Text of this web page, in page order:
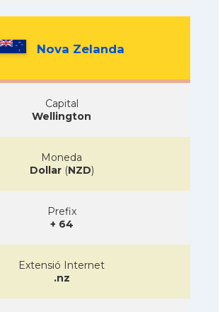
Nova Zelanda
Capital
Wellington
Moneda
Dollar(NZD)
Prefix
+ 64
Extensió Internet
.nz